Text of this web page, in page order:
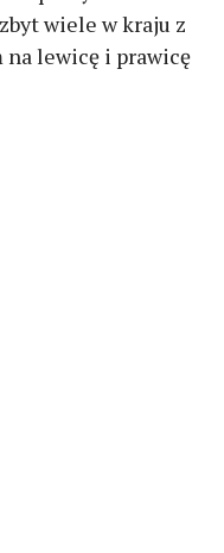
wiele w kraju z
lewicę i prawicę